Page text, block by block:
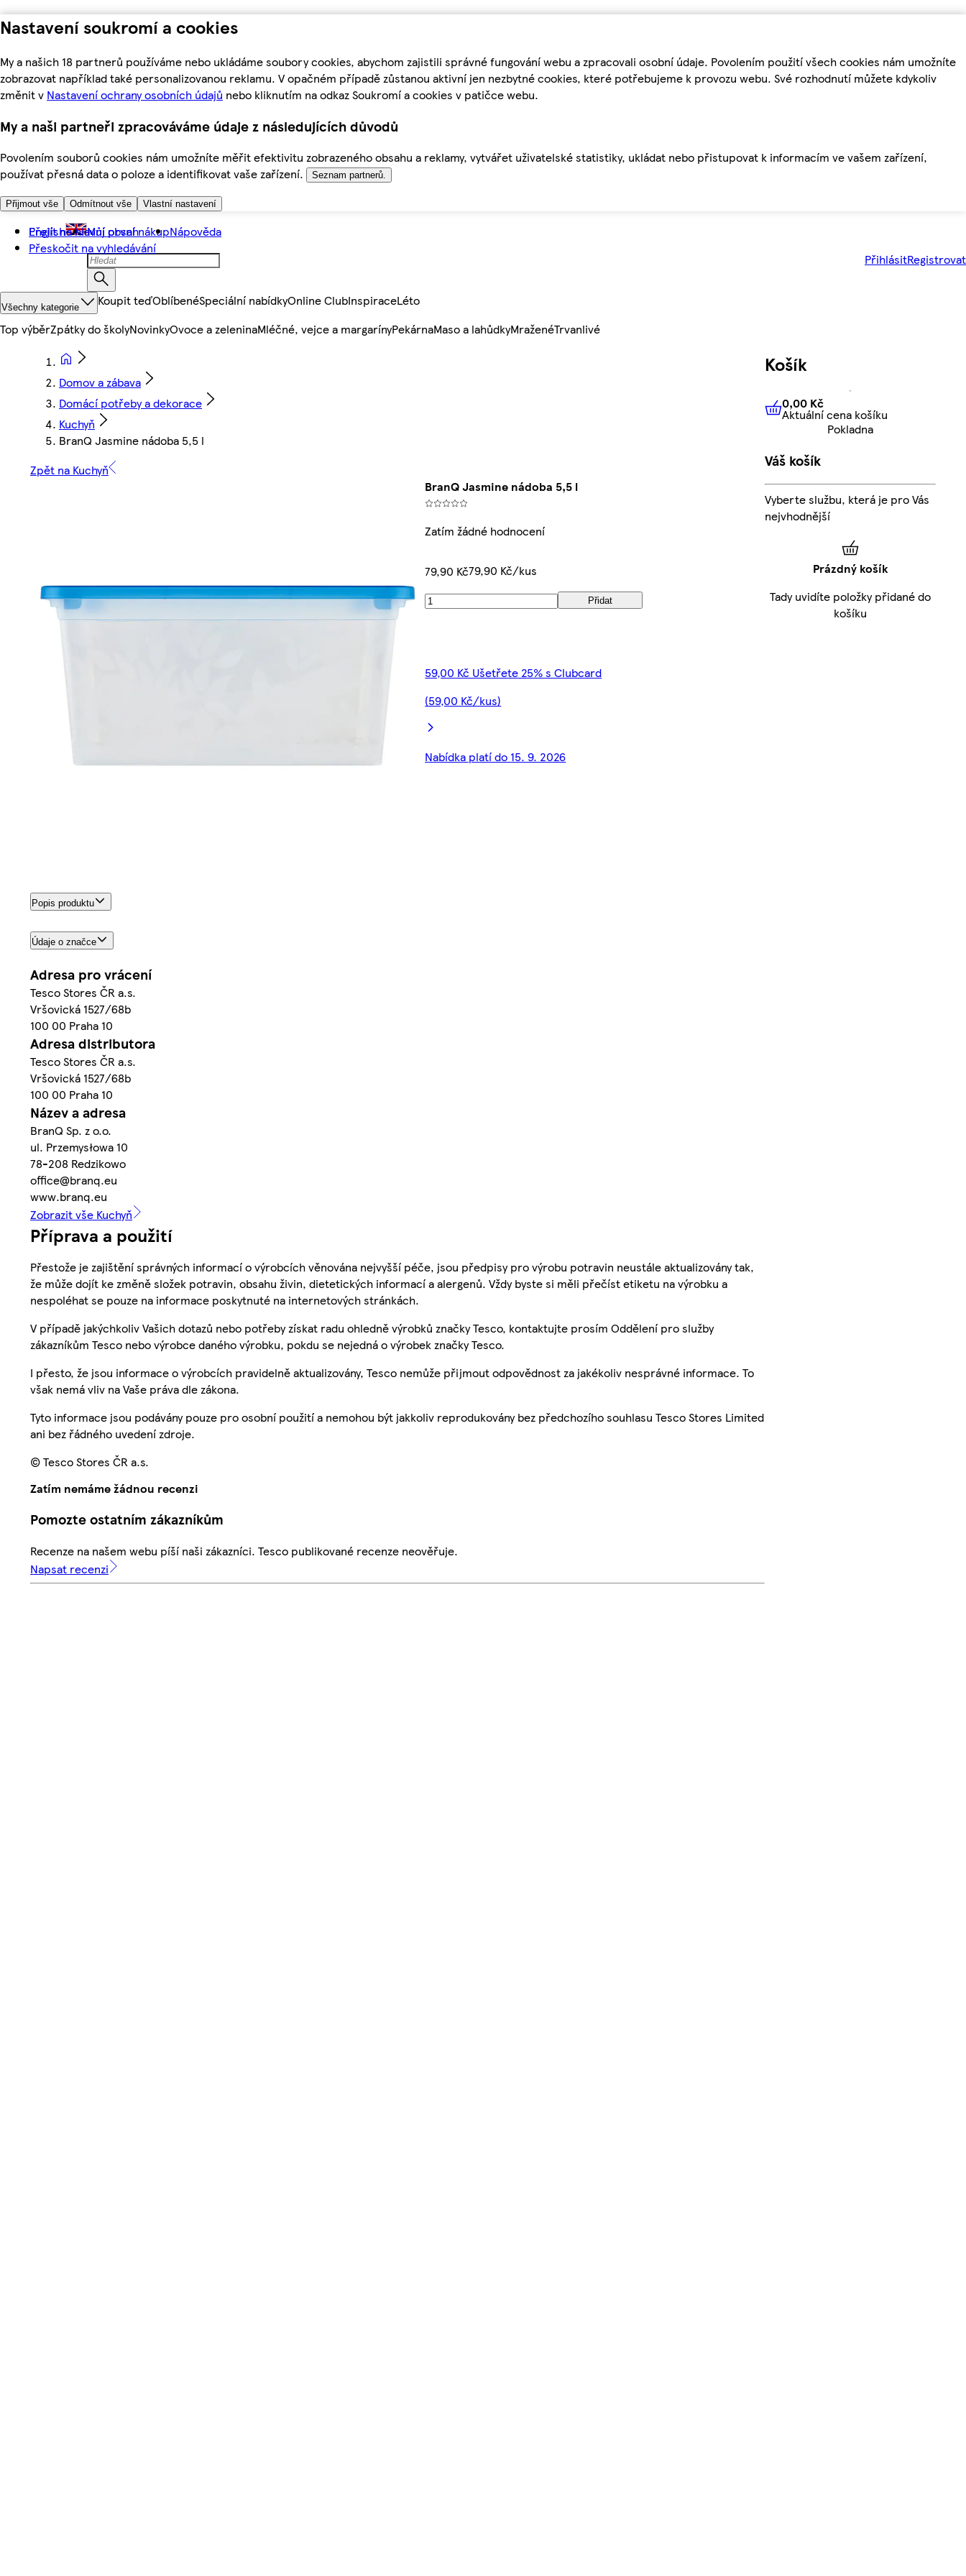
Nastavení soukromí a cookies
My a našich 18 partnerů používáme nebo ukládáme soubory cookies, abychom zajistili správné fungování webu a zpracovali osobní údaje. Povolením použití všech cookies nám umožníte
zobrazovat například také personalizovanou reklamu. V opačném případě zůstanou aktivní jen nezbytné cookies, které potřebujeme k provozu webu. Své rozhodnutí můžete kdykoliv
změnit v Nastavení ochrany osobních údajů nebo kliknutím na odkaz Soukromí a cookies v patičce webu.
My a naši partneři zpracováváme údaje z následujících důvodů
Povolením souborů cookies nám umožníte měřit efektivitu zobrazeného obsahu a reklamy, vytvářet uživatelské statistiky, ukládat nebo přistupovat k informacím ve vašem zařízení,
používat přesná data o poloze a identifikovat vaše zařízení.
Seznam partnerů.
Přijmout vše Odmítnout vše Vlastní nastavení
Přejít na hlavní obsah
Přeskočit na vyhledávání
English Můj první nákupNápověda
PřihlásitRegistrovat
Všechny kategorie Koupit teďOblíbenéSpeciální nabídkyOnline ClubInspiraceLéto
Top výběrZpátky do školyNovinkyOvoce a zeleninaMléčné, vejce a margarínyPekárnaMaso a lahůdkyMraženéTrvanlivé
Domov a zábava
Domácí potřeby a dekorace
Kuchyň
BranQ Jasmine nádoba 5,5 l
Zpět na Kuchyň
BranQ Jasmine nádoba 5,5 l
Zatím žádné hodnocení
79,90 Kč79,90 Kč/kus
Přidat
59,00 Kč Ušetřete 25% s Clubcard
(59,00 Kč/kus)
Nabídka platí do 15. 9. 2026
Popis produktu
Údaje o značce
Adresa pro vrácení
Tesco Stores ČR a.s.
Vršovická 1527/68b
100 00 Praha 10
Adresa distributora
Tesco Stores ČR a.s.
Vršovická 1527/68b
100 00 Praha 10
Název a adresa
BranQ Sp. z o.o.
ul. Przemysłowa 10
78-208 Redzikowo
office@branq.eu
www.branq.eu
Zobrazit vše Kuchyň
Příprava a použití
Přestože je zajištění správných informací o výrobcích věnována nejvyšší péče, jsou předpisy pro výrobu potravin neustále aktualizovány tak,
že může dojít ke změně složek potravin, obsahu živin, dietetických informací a alergenů. Vždy byste si měli přečíst etiketu na výrobku a
nespoléhat se pouze na informace poskytnuté na internetových stránkách.
V případě jakýchkoliv Vašich dotazů nebo potřeby získat radu ohledně výrobků značky Tesco, kontaktujte prosím Oddělení pro služby
zákazníkům Tesco nebo výrobce daného výrobku, pokdu se nejedná o výrobek značky Tesco.
I přesto, že jsou informace o výrobcích pravidelně aktualizovány, Tesco nemůže přijmout odpovědnost za jakékoliv nesprávné informace. To
však nemá vliv na Vaše práva dle zákona.
Tyto informace jsou podávány pouze pro osobní použití a nemohou být jakkoliv reprodukovány bez předchozího souhlasu Tesco Stores Limited
ani bez řádného uvedení zdroje.
© Tesco Stores ČR a.s.
Zatím nemáme žádnou recenzi
Pomozte ostatním zákazníkům
Recenze na našem webu píší naši zákazníci. Tesco publikované recenze neověřuje.
Napsat recenzi
Košík
0,00 KčAktuální cena košíku
0,00 Kč
Aktuální cena košíku
Pokladna
Váš košík
Vyberte službu, která je pro Vás
nejvhodnější
Prázdný košík
Tady uvidíte položky přidané do
košíku